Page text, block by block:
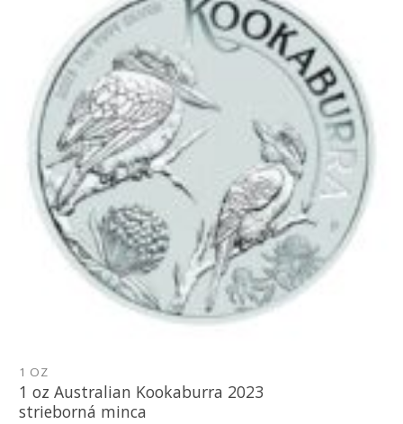
1 OZ
1 oz Australian Kookaburra 2023
strieborná minca